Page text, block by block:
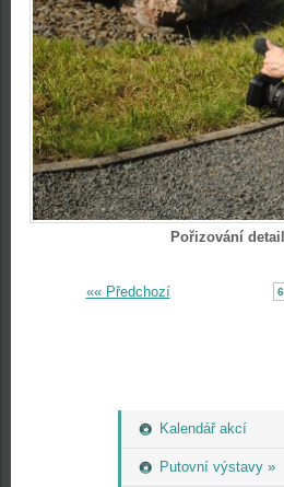
Kalendář akcí
Putovní výstavy »
Pořizování
«« Předchozí 6